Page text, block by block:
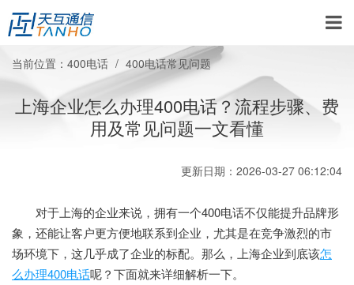
当前位置： 400电话 400电话常见问题
上海企业怎么办理400电话？流程步骤、费
用及常见问题一文看懂
更新日期：2026-03-27 06:12:04
对于上海的企业来说，拥有一个400电话不仅能提升品牌形
象，还能让客户更方便地联系到企业，尤其是在竞争激烈的市
场环境下，这几乎成了企业的标配。那么，上海企业到底该怎
么办理400电话呢？下面就来详细解析一下。